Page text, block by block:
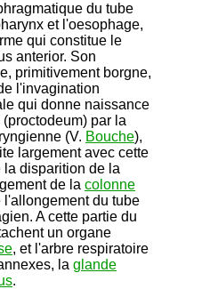
du tube
et l'oesophage,
qui constitue le
anterior. Son
primitivement borgne,
l'invagination
qui donne naissance
par la
(V. Bouche),
largement avec cette
la disparition de la
de la colonne
l'allongement du tube
A cette partie du
un organe
, et l'arbre respiratoire
la glande
.